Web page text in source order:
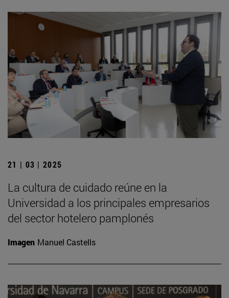
21 | 03 | 2025
La cultura de cuidado reúne en la
Universidad a los principales empresarios
del sector hotelero pamplonés
Imagen Manuel Castells